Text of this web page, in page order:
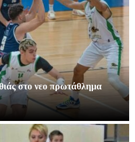
στο νεο πρωτάθλημα